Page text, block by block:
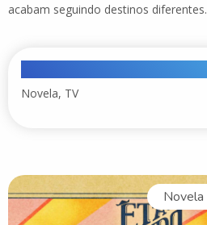
acabam seguindo destinos diferentes.
Novela, TV
Novela